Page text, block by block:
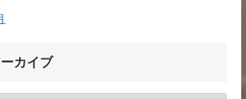
カイブ